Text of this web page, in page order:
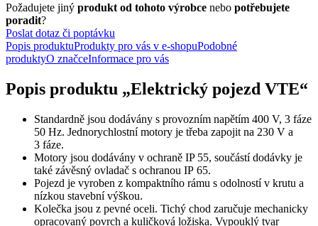
Požadujete jiný produkt od tohoto výrobce nebo potřebujete
poradit?
Poslat dotaz či poptávku
Popis produktuProdukty pro vás v e-shopuPodobné
produktyO značceInformace pro vás
Popis produktu „Elektrický pojezd VTE“
Standardně jsou dodávány s provozním napětím 400 V, 3 fáze
50 Hz. Jednorychlostní motory je třeba zapojit na 230 V a
3 fáze.
Motory jsou dodávány v ochraně IP 55, součástí dodávky je
také závěsný ovladač s ochranou IP 65.
Pojezd je vyroben z kompaktního rámu s odolností v krutu a
nízkou stavební výškou.
Kolečka jsou z pevné oceli. Tichý chod zaručuje mechanicky
opracovaný povrch a kuličková ložiska. Vypouklý tvar